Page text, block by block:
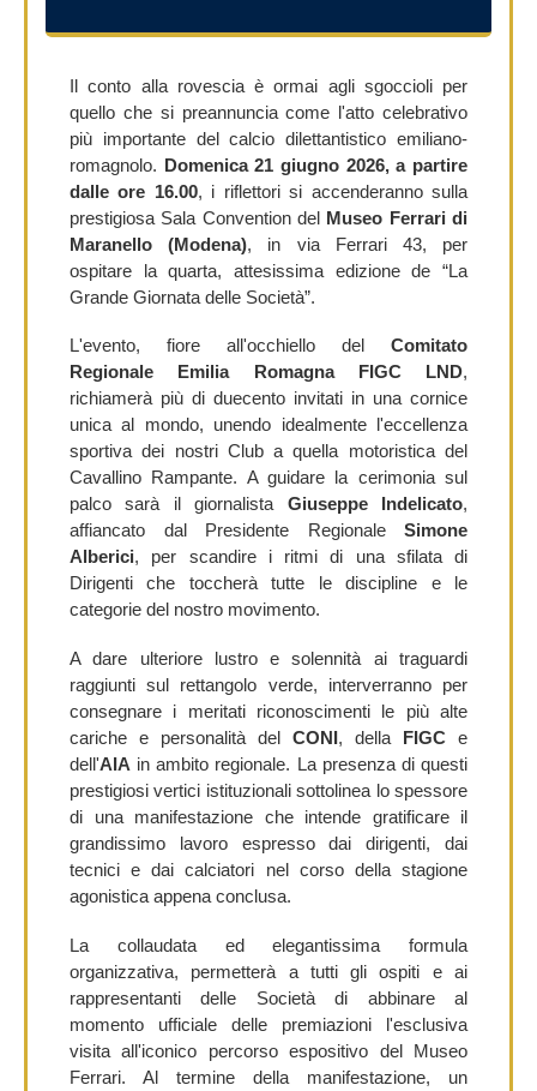
Il conto alla rovescia è ormai agli sgoccioli per
quello che si preannuncia come l'atto celebrativo
più importante del calcio dilettantistico emiliano-
romagnolo. Domenica 21 giugno 2026, a partire
dalle ore 16.00, i riflettori si accenderanno sulla
prestigiosa Sala Convention del Museo Ferrari di
Maranello (Modena), in via Ferrari 43, per
ospitare la quarta, attesissima edizione de “La
Grande Giornata delle Società”.
L'evento, fiore all'occhiello del Comitato
Regionale Emilia Romagna FIGC LND,
richiamerà più di duecento invitati in una cornice
unica al mondo, unendo idealmente l'eccellenza
sportiva dei nostri Club a quella motoristica del
Cavallino Rampante. A guidare la cerimonia sul
palco sarà il giornalista Giuseppe Indelicato,
affiancato dal Presidente Regionale Simone
Alberici, per scandire i ritmi di una sfilata di
Dirigenti che toccherà tutte le discipline e le
categorie del nostro movimento.
A dare ulteriore lustro e solennità ai traguardi
raggiunti sul rettangolo verde, interverranno per
consegnare i meritati riconoscimenti le più alte
cariche e personalità del CONI, della FIGC e
dell'AIA in ambito regionale. La presenza di questi
prestigiosi vertici istituzionali sottolinea lo spessore
di una manifestazione che intende gratificare il
grandissimo lavoro espresso dai dirigenti, dai
tecnici e dai calciatori nel corso della stagione
agonistica appena conclusa.
La collaudata ed elegantissima formula
organizzativa, permetterà a tutti gli ospiti e ai
rappresentanti delle Società di abbinare al
momento ufficiale delle premiazioni l'esclusiva
visita all'iconico percorso espositivo del Museo
Ferrari. Al termine della manifestazione, un